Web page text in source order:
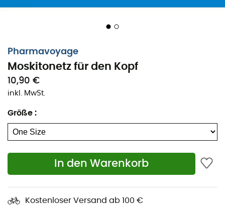
Pharmavoyage
Moskitonetz für den Kopf
10,90 €
inkl. MwSt.
Größe :
In den Warenkorb
Kostenloser Versand ab 100 €